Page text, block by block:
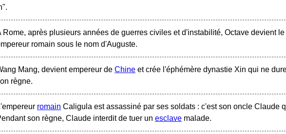
Rome, après plusieurs années de guerres civiles et d'instabilité, Octave devient
romain sous le nom d'Auguste.
Mang, devient empereur de Chine et crée l'éphémère dynastie Xin qui ne
règne.
romain Caligula est assassiné par ses soldats : c'est son oncle Claude
son règne, Claude interdit de tuer un esclave malade.